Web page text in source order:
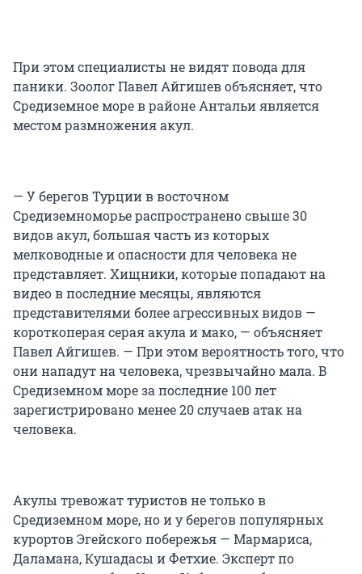
При этом специалисты не видят повода для
паники. Зоолог Павел Айгишев объясняет, что
Средиземное море в районе Антальи является
местом размножения акул.
— У берегов Турции в восточном
Средиземноморье распространено свыше 30
видов акул, большая часть из которых
мелководные и опасности для человека не
представляет. Хищники, которые попадают на
видео в последние месяцы, являются
представителями более агрессивных видов —
короткоперая серая акула и мако, — объясняет
Павел Айгишев. — При этом вероятность того, что
они нападут на человека, чрезвычайно мала. В
Средиземном море за последние 100 лет
зарегистрировано менее 20 случаев атак на
человека.
Акулы тревожат туристов не только в
Средиземном море, но и у берегов популярных
курортов Эгейского побережья — Мармариса,
Даламана, Кушадасы и Фетхие. Эксперт по